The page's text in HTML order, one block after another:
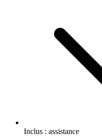
Inclus : assistance